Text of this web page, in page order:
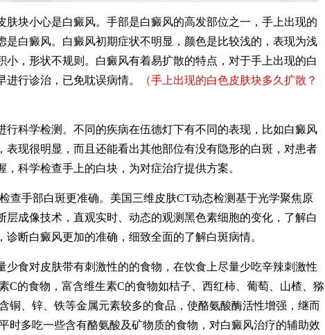
块小心是白癜风。手部是白癜风的高发部位之一，手上出现的
是白癜风。白癜风初期症状不明显，颜色是比较浅的，表现为浅
小，形状不规则。白癜风有着易扩散的特点，对于手上出现的白
行诊治，已免耽误病情。
（手上出现的白色皮肤块多久扩散？
科学检测。不同的疾病在伍德灯下有不同的表现，比如白癜风
表现很明显，而且还能看出其他部位有没有隐形的白斑，对患者
，科学检查手上的白块，为对症治疗提供方案。
手部白斑更准确。美国三维皮肤CT动态检测基于光学聚焦原
层成像技术，直观实时、动态的观测黑色素细胞的变化，了解白
诊断白癜风更加的准确，细致全面的了解白斑病情。
食对皮肤带有刺激性的的食物，在饮食上尽量少吃辛辣刺激性
C的食物，富含维生素C的食物如桔子、西红柿、葡萄、山楂、猕
铜、锌、铁等金属元素较多的食品，使酪氨酸酶活性增强，继而
时多吃一些含有酪氨酸及矿物质的食物，对白癜风治疗的辅助效